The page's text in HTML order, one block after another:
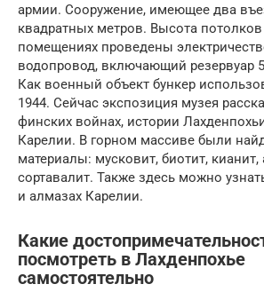
армии. Сооружение, имеющее два
квадратных метров. Высота потолков
помещениях проведены
водопровод, включающий резервуар
Как военный объект бункер
1944. Сейчас экспозиция музея
финских войнах, истории
Карелии. В горном массиве были
материалы: мусковит, биотит, кианит,
сортавалит. Также здесь можно
и алмазах Карелии.
Какие
посмотреть в Лахденпохье
самостоятельно